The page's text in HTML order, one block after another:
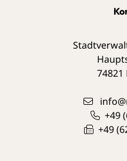
74821
+49
+49